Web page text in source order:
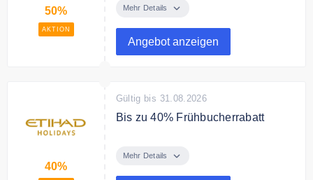
50%
AKTION
Angebote bei Etihad Holidays.
Mehr Details
Angebot anzeigen
40%
Gültig bis 31.08.2026
Bis zu 40% Frühbucherrabatt
40% Rabatt sichern.
Mehr Details